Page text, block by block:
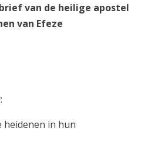
van de heilige apostel
van Efeze
heidenen in hun